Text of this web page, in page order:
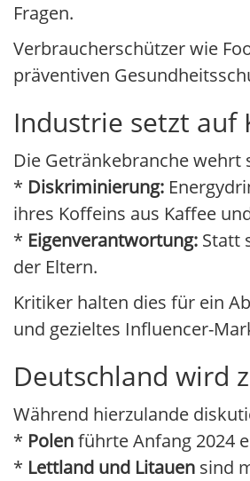
Fragen.
Verbraucherschützer wie
präventiven
Industrie setzt auf
Die Getränkebranche wehrt
* Diskriminierung:
ihres Koffeins aus Kaffee
* Eigenverantwortung: Statt
der Eltern.
Kritiker halten dies für ein
und gezieltes Influencer-
Deutschland wird
Während hierzulande
* Polenführte Anfang 2024
* Lettland und Litauen sind